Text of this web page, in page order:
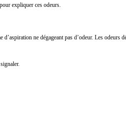
expliquer ces odeurs.
ne dégageant pas d’odeur. Les odeurs